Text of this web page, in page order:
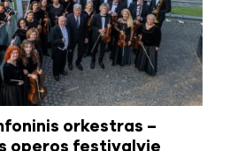
orkestras –
operos festivalyje